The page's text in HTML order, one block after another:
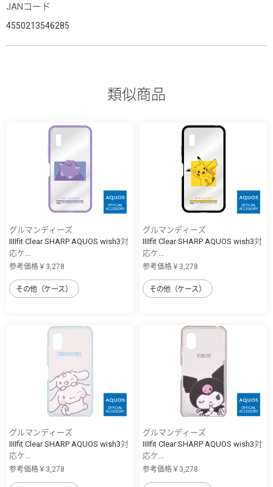
JANコード
4550213546285
類似商品
グルマンディーズ
IIIIfit Clear SHARP AQUOS wish3対
応ケ...
参考価格￥3,278
その他（ケース）
グルマンディーズ
IIIIfit Clear SHARP AQUOS wish3対
応ケ...
参考価格￥3,278
その他（ケース）
グルマンディーズ
IIIIfit Clear SHARP AQUOS wish3対
応ケ...
参考価格￥3,278
グルマンディーズ
IIIIfit Clear SHARP AQUOS wish3対
応ケ...
参考価格￥3,278